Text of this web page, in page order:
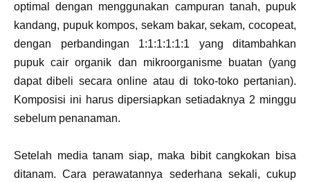
optimal dengan menggunakan campuran tanah, pupuk
kandang, pupuk kompos, sekam bakar, sekam, cocopeat,
dengan perbandingan 1:1:1:1:1:1 yang ditambahkan
pupuk cair organik dan mikroorganisme buatan (yang
dapat dibeli secara online atau di toko-toko pertanian).
Komposisi ini harus dipersiapkan setiadaknya 2 minggu
sebelum penanaman.
Setelah media tanam siap, maka bibit cangkokan bisa
ditanam. Cara perawatannya sederhana sekali, cukup